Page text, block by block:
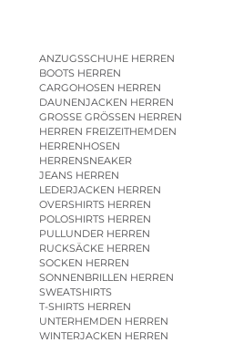
ANZUGSSCHUHE HERREN
BOOTS HERREN
CARGOHOSEN HERREN
DAUNENJACKEN HERREN
GROSSE GRÖSSEN HERREN
HERREN FREIZEITHEMDEN
HERRENHOSEN
HERRENSNEAKER
JEANS HERREN
LEDERJACKEN HERREN
OVERSHIRTS HERREN
POLOSHIRTS HERREN
PULLUNDER HERREN
RUCKSÄCKE HERREN
SOCKEN HERREN
SONNENBRILLEN HERREN
SWEATSHIRTS
T-SHIRTS HERREN
UNTERHEMDEN HERREN
WINTERJACKEN HERREN